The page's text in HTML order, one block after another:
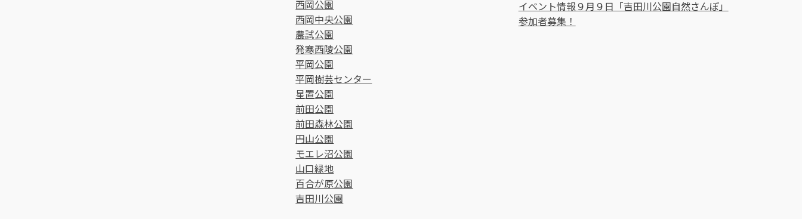
西岡公園
西岡中央公園
農試公園
発寒西陵公園
平岡公園
平岡樹芸センター
星置公園
前田公園
前田森林公園
円山公園
モエレ沼公園
山口緑地
百合が原公園
吉田川公園
イベント情報９月９日「吉田川公園自然さんぽ」
参加者募集！